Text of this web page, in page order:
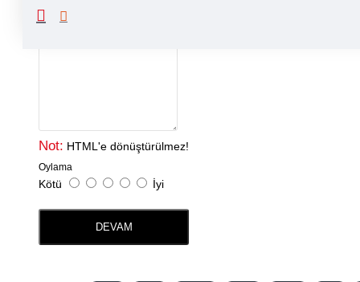
Not: HTML'e dönüştürülmez!
Oylama
Kötü İyi
DEVAM